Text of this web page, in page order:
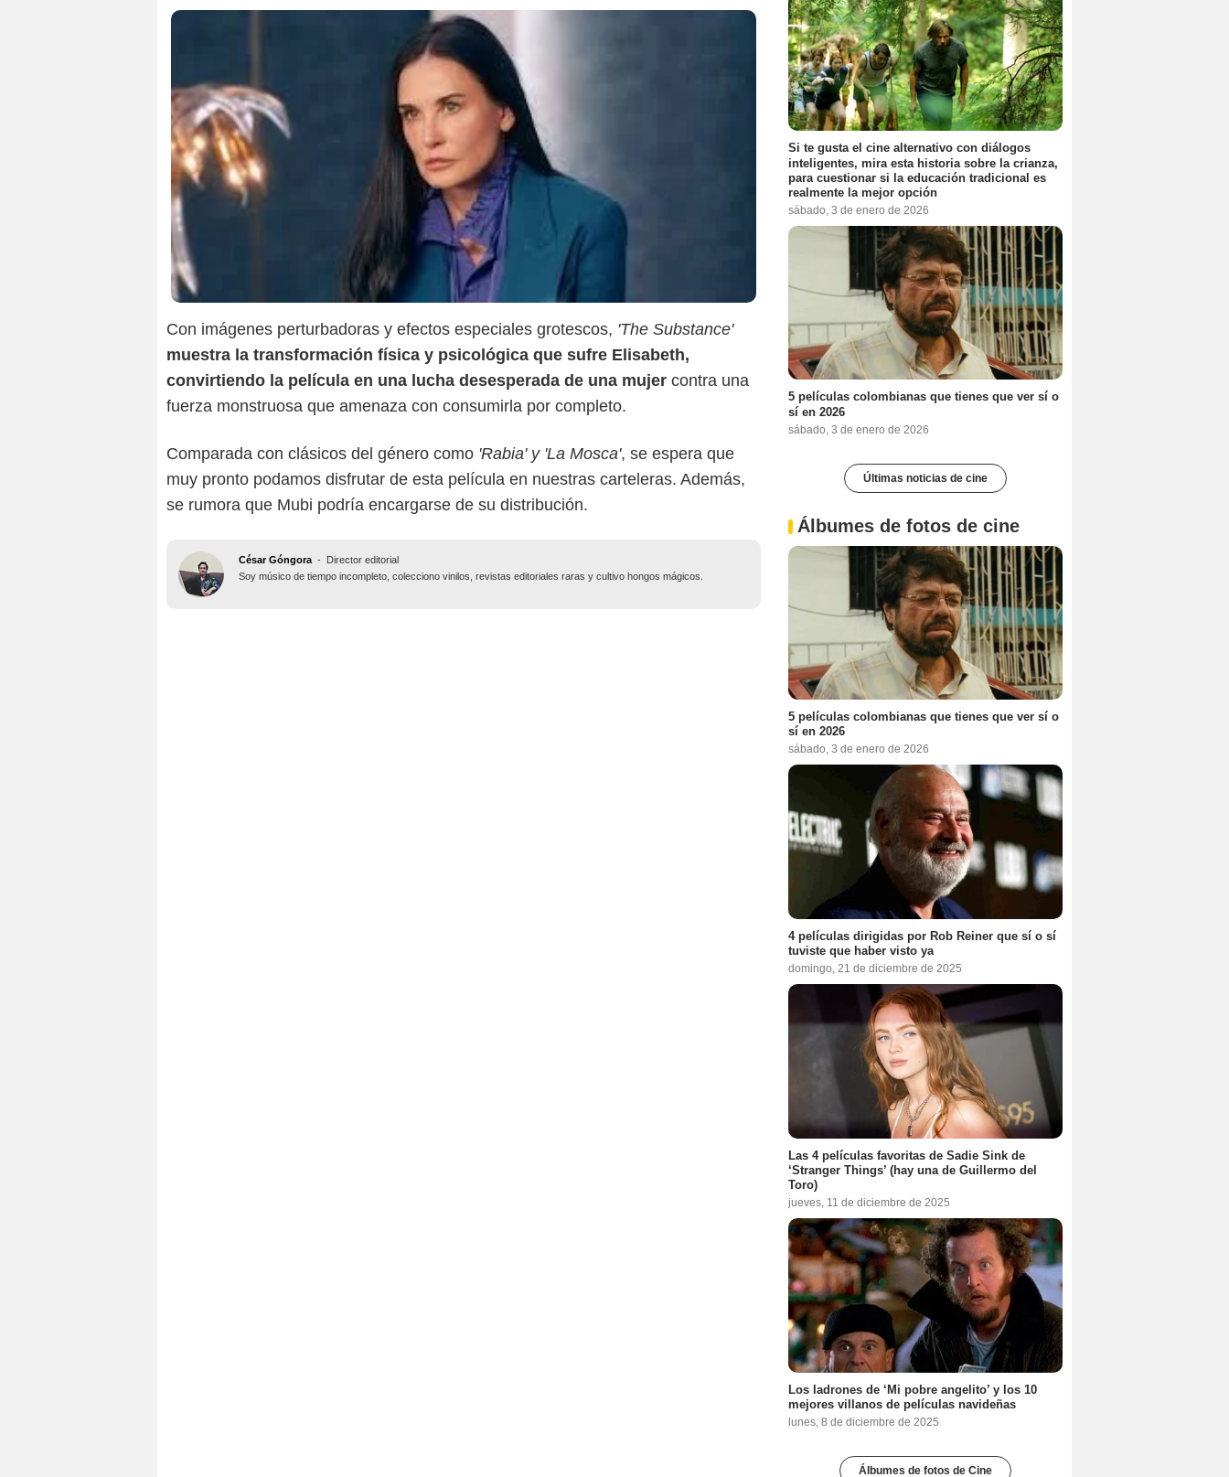
Con imágenes perturbadoras y efectos especiales grotescos, 'The Substance'
muestra la transformación física y psicológica que sufre Elisabeth,
convirtiendo la película en una lucha desesperada de una mujer contra una
fuerza monstruosa que amenaza con consumirla por completo.
Comparada con clásicos del género como 'Rabia' y 'La Mosca', se espera que
muy pronto podamos disfrutar de esta película en nuestras carteleras. Además,
se rumora que Mubi podría encargarse de su distribución.
César Góngora - Director editorial
Soy músico de tiempo incompleto, colecciono vinilos, revistas editoriales raras y cultivo hongos mágicos.
Si te gusta el cine alternativo con diálogos
inteligentes, mira esta historia sobre la crianza,
para cuestionar si la educación tradicional es
realmente la mejor opción
sábado, 3 de enero de 2026
5 películas colombianas que tienes que ver sí o
sí en 2026
sábado, 3 de enero de 2026
Últimas noticias de cine
Álbumes de fotos de cine
5 películas colombianas que tienes que ver sí o
sí en 2026
sábado, 3 de enero de 2026
4 películas dirigidas por Rob Reiner que sí o sí
tuviste que haber visto ya
domingo, 21 de diciembre de 2025
Las 4 películas favoritas de Sadie Sink de
‘Stranger Things’ (hay una de Guillermo del
Toro)
jueves, 11 de diciembre de 2025
Los ladrones de ‘Mi pobre angelito’ y los 10
mejores villanos de películas navideñas
lunes, 8 de diciembre de 2025
Álbumes de fotos de Cine